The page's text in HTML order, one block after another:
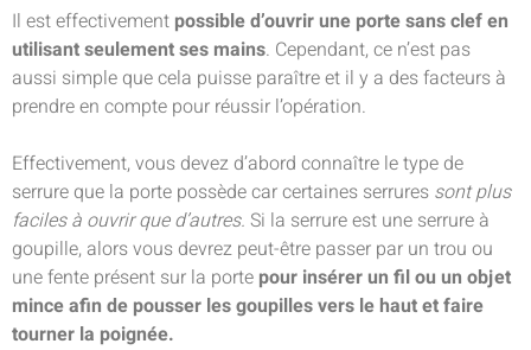
Il est effectivement possible d’ouvrir une porte sans clef en
utilisant seulement ses mains. Cependant, ce n’est pas
aussi simple que cela puisse paraître et il y a des facteurs à
prendre en compte pour réussir l’opération.
Effectivement, vous devez d’abord connaître le type de
serrure que la porte possède car certaines serrures sont plus
faciles à ouvrir que d’autres. Si la serrure est une serrure à
goupille, alors vous devrez peut-être passer par un trou ou
une fente présent sur la porte pour insérer un fil ou un objet
mince afin de pousser les goupilles vers le haut et faire
tourner la poignée.